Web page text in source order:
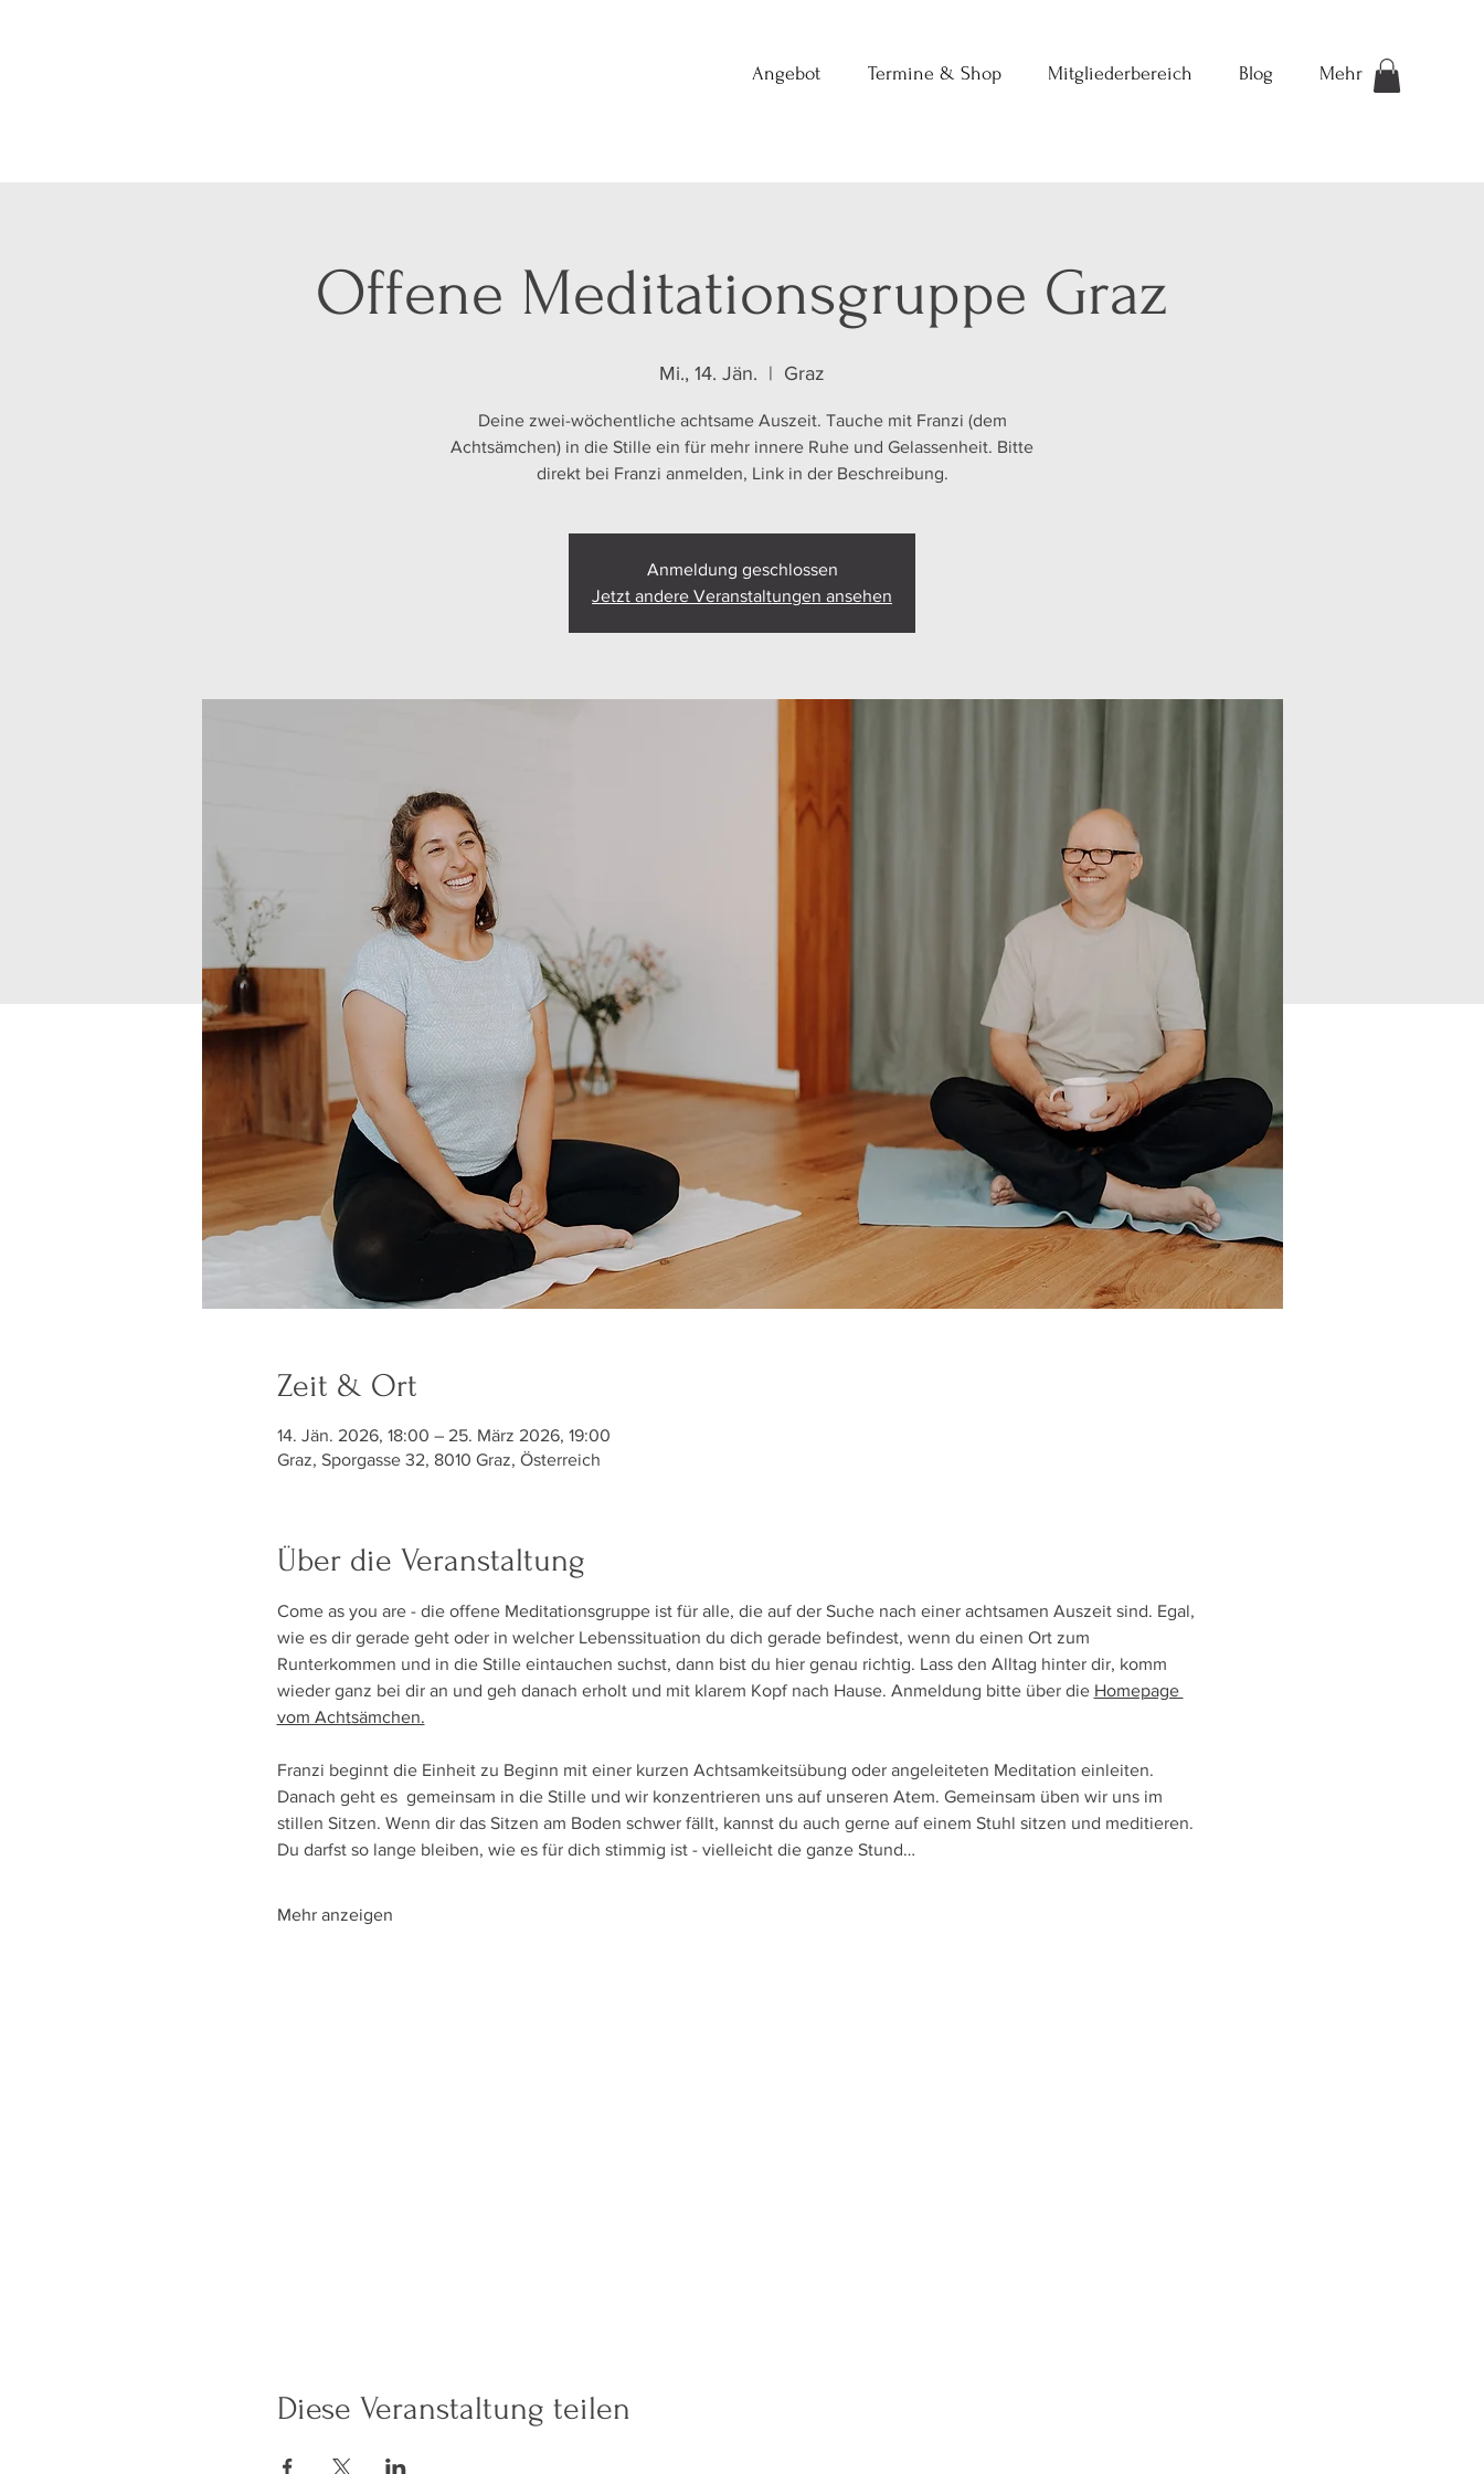
Angebot Termine & Shop Mitgliederbereich Blog Mehr
Offene Meditationsgruppe Graz
Mi., 14. Jän.
  |
Graz
Deine zwei-wöchentliche achtsame Auszeit. Tauche mit Franzi (dem
Achtsämchen) in die Stille ein für mehr innere Ruhe und Gelassenheit. Bitte
direkt bei Franzi anmelden, Link in der Beschreibung.
Anmeldung geschlossen
Jetzt andere Veranstaltungen ansehen
Zeit & Ort
14. Jän. 2026, 18:00 – 25. März 2026, 19:00
Graz, Sporgasse 32, 8010 Graz, Österreich
Über die Veranstaltung
Come as you are - die offene Meditationsgruppe ist für alle, die auf der Suche nach einer achtsamen Auszeit sind. Egal,
wie es dir gerade geht oder in welcher Lebenssituation du dich gerade befindest, wenn du einen Ort zum
Runterkommen und in die Stille eintauchen suchst, dann bist du hier genau richtig. Lass den Alltag hinter dir, komm
wieder ganz bei dir an und geh danach erholt und mit klarem Kopf nach Hause. Anmeldung bitte über die Homepage
vom Achtsämchen.
Franzi beginnt die Einheit zu Beginn mit einer kurzen Achtsamkeitsübung oder angeleiteten Meditation einleiten.
Danach geht es  gemeinsam in die Stille und wir konzentrieren uns auf unseren Atem. Gemeinsam üben wir uns im
stillen Sitzen. Wenn dir das Sitzen am Boden schwer fällt, kannst du auch gerne auf einem Stuhl sitzen und meditieren.
Du darfst so lange bleiben, wie es für dich stimmig ist - vielleicht die ganze Stund…
Mehr anzeigen
Diese Veranstaltung teilen